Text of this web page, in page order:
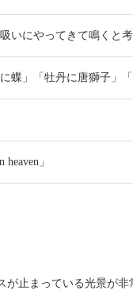
いにやってきて鳴くと
蝶」「牡丹に唐獅子」「
heaven」
が止まっている光景が